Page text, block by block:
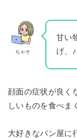
ちゃそ
甘い
げ、
顔面の症状が良く
しいものを食べま
大好きなパン屋に